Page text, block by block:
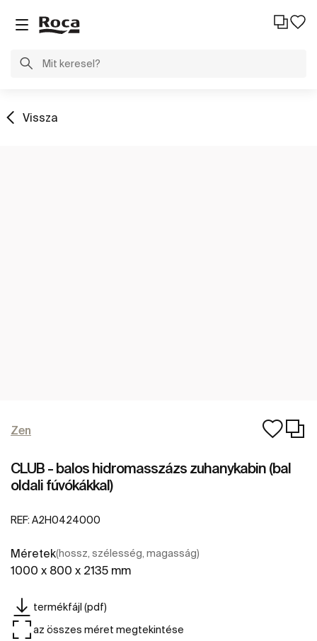
Vissza
Zen
CLUB - balos hidromasszázs zuhanykabin (bal
oldali fúvókákkal)
REF: A2H0424000
Méretek(hossz, szélesség, magasság)
1000 x 800 x 2135 mm
termékfájl (pdf)
az összes méret megtekintése